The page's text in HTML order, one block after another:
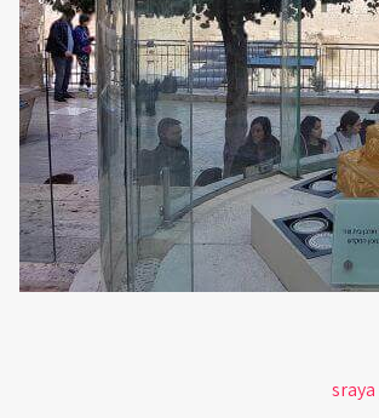
sraya